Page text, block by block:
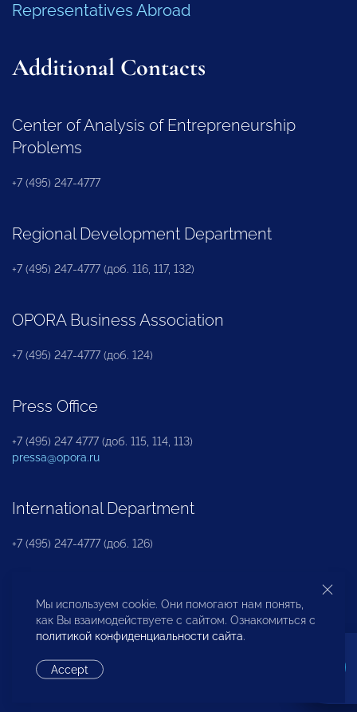
Representatives Abroad
Additional Contacts
Center of Analysis of Entrepreneurship
Problems
+7 (495) 247-4777
Regional Development Department
+7 (495) 247-4777 (доб. 116, 117, 132)
OPORA Business Association
+7 (495) 247-4777 (доб. 124)
Press Office
+7 (495) 247 4777 (доб. 115, 114, 113)
pressa@opora.ru
International Department
+7 (495) 247-4777 (доб. 126)
Business and Investment Rights Protection
Department
Мы используем cookie. Они помогают нам понять,
как Вы взаимодействуете с сайтом. Ознакомиться с
политикой конфиденциальности сайта.
Accept